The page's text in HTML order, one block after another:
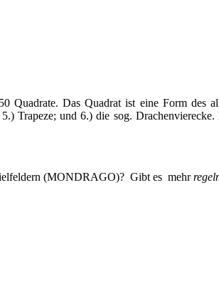
Das Quadrat ist eine Form des
Trapeze; und 6.) die sog.
(MONDRAGO)? Gibt es mehr